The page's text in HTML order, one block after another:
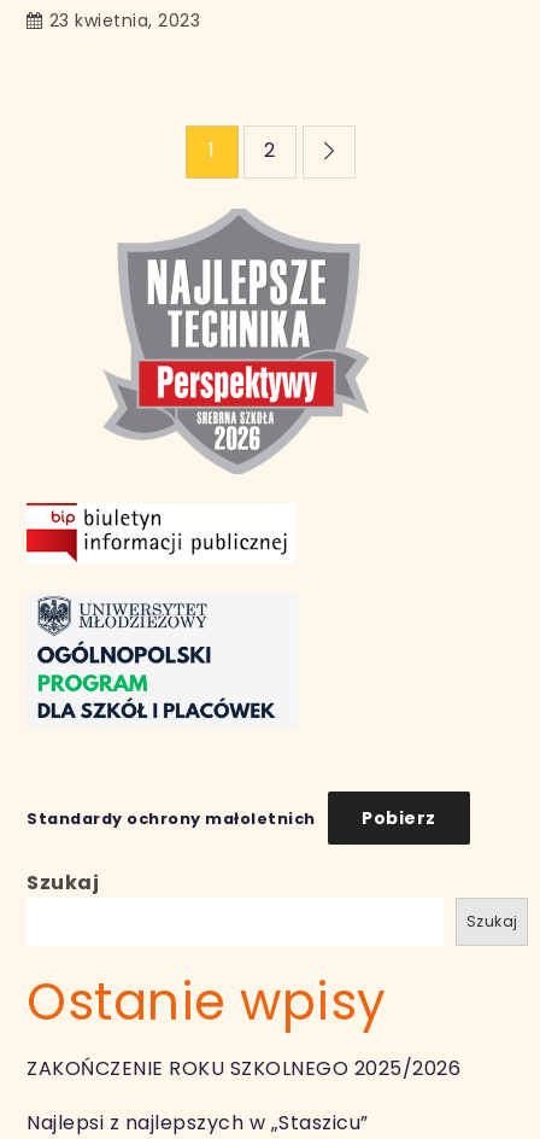
23 kwietnia, 2023
Stronicowanie
wpisów
1 2
Standardy ochrony małoletnich Pobierz
Szukaj
Szukaj
Ostanie wpisy
ZAKOŃCZENIE ROKU SZKOLNEGO 2025/2026
Najlepsi z najlepszych w „Staszicu”